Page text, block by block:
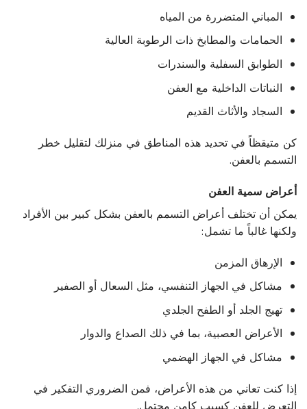
المباني المتضررة من المياه
الحمامات والمطابخ ذات الرطوبة العالية
الطوابق السفلية والسندرات
النباتات الداخلية مع العفن
السجاد والأثاث القديم
كن متيقظاً في تحديد هذه المناطق في منزلك لتقليل خطر
التسمم بالعفن.
أعراض سمية العفن
يمكن أن تختلف أعراض التسمم بالعفن بشكل كبير بين الأفراد
ولكنها غالباً ما تشمل:
الإرهاق المزمن
مشاكل في الجهاز التنفسي، مثل السعال أو الصفير
تهيج الجلد أو الطفح الجلدي
الأعراض العصبية، بما في ذلك الصداع والدوار
مشاكل في الجهاز الهضمي
إذا كنت تعاني من هذه الأعراض، فمن الضروري التفكير في
التعرض للعفن كسبب كامن محتمل.